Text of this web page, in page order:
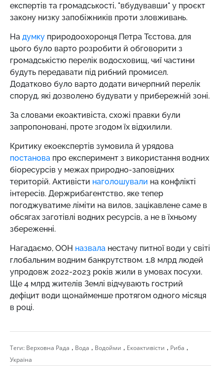
експертів та громадськості, "вбудувавши" у проєкт
закону низку запобіжників проти зловживань.
На думку природоохоронця Петра Тєстова, для
цього було варто розробити й обговорити з
громадськістю перелік водосховищ, чиї частини
будуть передавати під рибний промисел.
Додатково було варто додати вичерпний перелік
споруд, які дозволено будувати у прибережній зоні.
За словами екоактивіста, схожі правки були
запропоновані, проте згодом їх відхилили.
Критику екоекспертів зумовила й урядова
постанова про експеримент з використання водних
біоресурсів у межах природно-заповідних
територій. Активісти наголошували на конфлікті
інтересів. Держрибагентство, яке тепер
погоджуватиме ліміти на вилов, зацікавлене саме в
обсягах заготівлі водних ресурсів, а не в їхньому
збереженні.
Нагадаємо, ООН назвала нестачу питної води у світі
глобальним водним банкрутством. 1,8 млрд людей
упродовж 2022-2023 років жили в умовах посухи.
Ще 4 млрд жителів Землі відчувають гострий
дефіцит води щонайменше протягом одного місяця
в році.
Теги: Верховна Рада , Вода , Водойми , Екоактивісти , Риба ,
Україна